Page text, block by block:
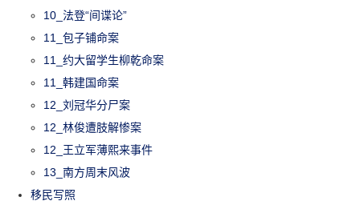
10_法登“间谍论”
11_包子铺命案
11_约大留学生柳乾命案
11_韩建国命案
12_刘冠华分尸案
12_林俊遭肢解惨案
12_王立军薄熙来事件
13_南方周末风波
移民写照